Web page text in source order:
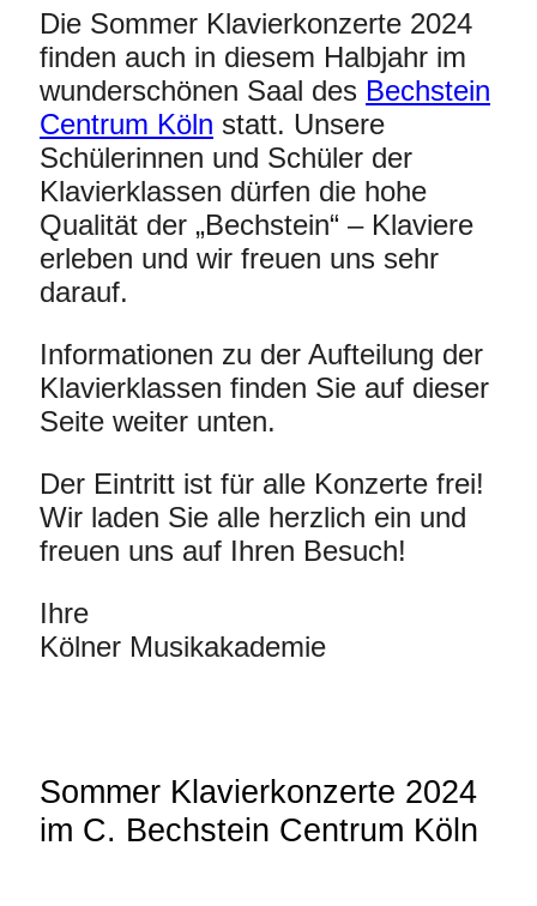
Die Sommer Klavierkonzerte 2024
finden auch in diesem Halbjahr im
wunderschönen Saal des Bechstein
Centrum Köln statt. Unsere
Schülerinnen und Schüler der
Klavierklassen dürfen die hohe
Qualität der „Bechstein“ – Klaviere
erleben und wir freuen uns sehr
darauf.
Informationen zu der Aufteilung der
Klavierklassen finden Sie auf dieser
Seite weiter unten.
Der Eintritt ist für alle Konzerte frei!
Wir laden Sie alle herzlich ein und
freuen uns auf Ihren Besuch!
Ihre
Kölner Musikakademie
Sommer Klavierkonzerte 2024
im C. Bechstein Centrum Köln